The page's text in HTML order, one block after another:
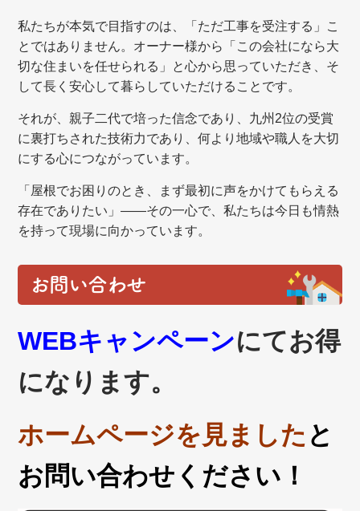
私たちが本気で目指すのは、「ただ工事を受注する」こ
とではありません。オーナー様から「この会社になら大
切な住まいを任せられる」と心から思っていただき、そ
して長く安心して暮らしていただけることです。
それが、親子二代で培った信念であり、九州2位の受賞
に裏打ちされた技術力であり、何より地域や職人を大切
にする心につながっています。
「屋根でお困りのとき、まず最初に声をかけてもらえる
存在でありたい」——その一心で、私たちは今日も情熱
を持って現場に向かっています。
お問い合わせ
WEBキャンペーンにてお得
になります。
ホームページを見ました と
お問い合わせください！